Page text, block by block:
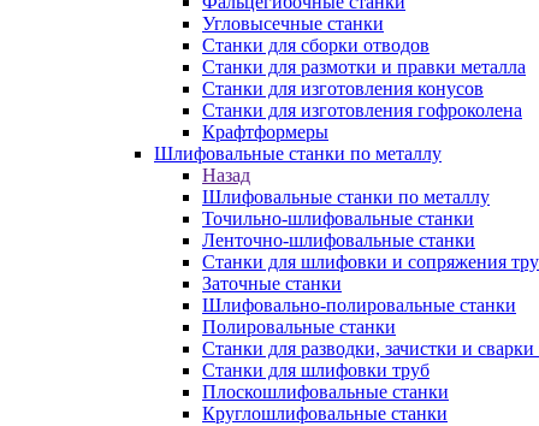
Угловысечные станки
Станки для сборки отводов
Станки для размотки и правки металла
Станки для изготовления конусов
Станки для изготовления гофроколена
Крафтформеры
Шлифовальные станки по металлу
Назад
Шлифовальные станки по металлу
Точильно-шлифовальные станки
Ленточно-шлифовальные станки
Станки для шлифовки и сопряжения
Заточные станки
Шлифовально-полировальные станки
Полировальные станки
Станки для разводки, зачистки и сварки
Станки для шлифовки труб
Плоскошлифовальные станки
Круглошлифовальные станки